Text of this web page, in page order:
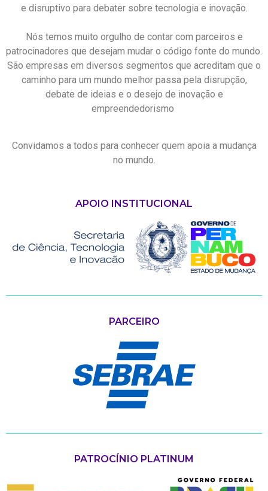
e disruptivo para debater sobre tecnologia e inovação.
Nós temos muito orgulho de contar com parceiros e
patrocinadores que desejam mudar o código fonte do mundo.
São empresas em diversos segmentos que acreditam que o
caminho para um mundo melhor passa pela disrupção,
debate de ideias e o desejo de inovação e
empreendedorismo
Convidamos a todos para conhecer quem apoia a mudança
no mundo.
APOIO INSTITUCIONAL
PARCEIRO
PATROCÍNIO PLATINUM